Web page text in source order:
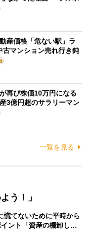
産価格「危ない駅」ラ
古マンション売れ行き鈍
再び株価10万円になる
3億円超のサラリーマン
一覧を見る
う！」
慌てないために平時から
ント「資産の棚卸し…